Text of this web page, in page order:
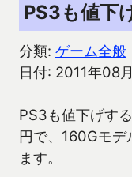
PS3も値下
分類: ゲーム全般
日付: 2011年08
PS3も値下げす
円で、160Gモ
ます。